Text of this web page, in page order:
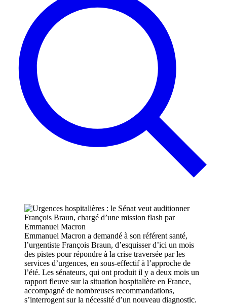
Emmanuel Macron a demandé à son référent santé,
l’urgentiste François Braun, d’esquisser d’ici un mois
des pistes pour répondre à la crise traversée par les
services d’urgences, en sous-effectif à l’approche de
l’été. Les sénateurs, qui ont produit il y a deux mois un
rapport fleuve sur la situation hospitalière en France,
accompagné de nombreuses recommandations,
s’interrogent sur la nécessité d’un nouveau diagnostic.